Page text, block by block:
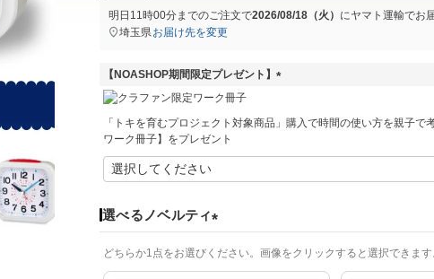
明日 11時00分までのご注文で2026/08/18（火） にヤマト運輸でお
埼玉県お届け先を変更
【NOASHOP期間限定プレゼント】
須
「トキを育むプロジェクト対象商品」購入で時間の使い方を親子で
ワーク冊子】をプレゼント
選べるノベルティ
必
どちらか1点をお選びください。画像をクリックすると選択できます